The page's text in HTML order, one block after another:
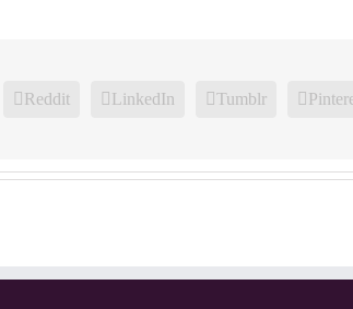
Reddit LinkedIn Tumblr